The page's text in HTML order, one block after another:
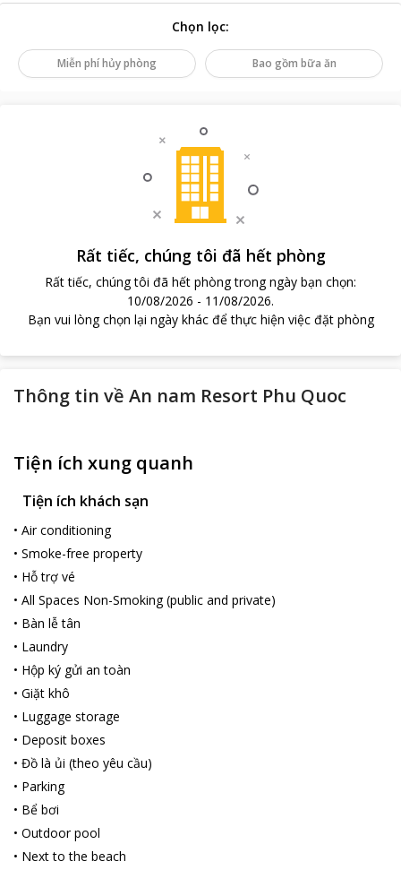
Chọn lọc:
Miễn phí hủy phòng Bao gồm bữa ăn
Rất tiếc, chúng tôi đã hết phòng
Rất tiếc, chúng tôi đã hết phòng trong ngày bạn chọn:
10/08/2026 - 11/08/2026.
Bạn vui lòng chọn lại ngày khác để thực hiện việc đặt phòng
Thông tin về An nam Resort Phu Quoc
Tiện ích xung quanh
Tiện ích khách sạn
• Air conditioning
• Smoke-free property
• Hỗ trợ vé
• All Spaces Non-Smoking (public and private)
• Bàn lễ tân
• Laundry
• Hộp ký gửi an toàn
• Giặt khô
• Luggage storage
• Deposit boxes
• Đồ là ủi (theo yêu cầu)
• Parking
• Bể bơi
• Outdoor pool
• Next to the beach